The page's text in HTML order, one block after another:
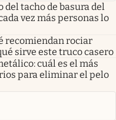
del tacho de basura del
vez más personas lo
recomiendan rociar
sirve este truco casero
cuál es el más
para eliminar el pelo